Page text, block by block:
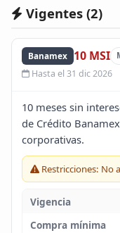
Tarjetas de Crédito
Promociones
Blog
Infinito
Vigentes (2)
Banamex 10 MSI
Hasta el 31 dic 2026
10 meses sin
de Crédito
corporativas.
Restricciones: No
Vigencia
Compra mínima